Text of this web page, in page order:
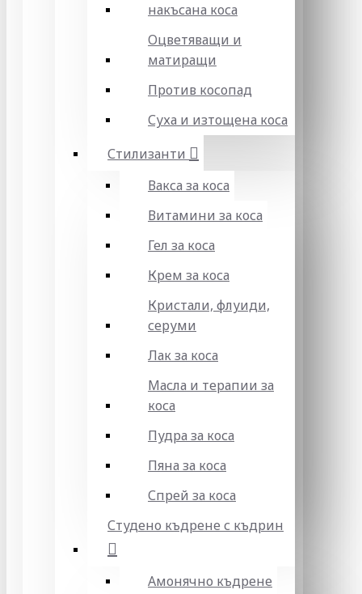
накъсана коса
Оцветяващи и
матиращи
Против косопад
Суха и изтощена коса
Стилизанти
Вакса за коса
Витамини за коса
Гел за коса
Крем за коса
Кристали, флуиди,
серуми
Лак за коса
Масла и терапии за
коса
Пудра за коса
Пяна за коса
Спрей за коса
Студено къдрене с къдрин
Амонячно къдрене